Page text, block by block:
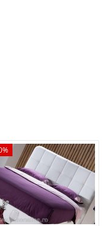
– Regal Gama de mobila de
cu un pat tapitat
calitate pret foarte bun.
Compara
Lei